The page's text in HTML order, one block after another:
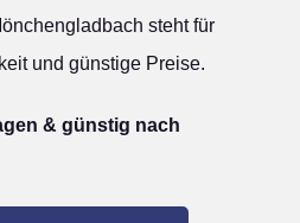
steht für
und günstige Preise.
& günstig nach